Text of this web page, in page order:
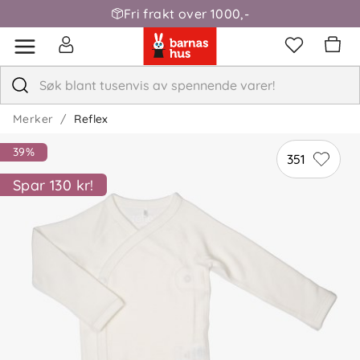
Fri frakt over 1000,-
Merker Reflex
351
39%
Spar 130 kr!
basert på 8 anmeldelser
Anmeldelser (8)
Sorter etter Filtrer etter